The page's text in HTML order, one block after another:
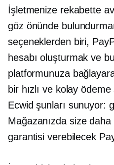
İşletmenize rekabette
göz önünde
seçeneklerden biri,
hesabı oluşturmak ve
platformunuza
bir hızlı ve kolay
Ecwid şunları sunuyor:
Mağazanızda size
garantisi verebilecek